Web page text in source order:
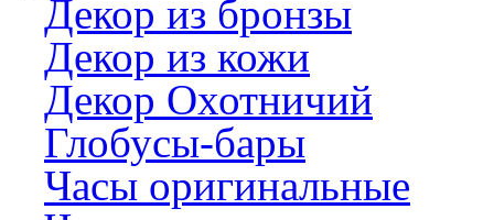
Декор из бронзы
Декор из кожи
Декор Охотничий
Глобусы-бары
Часы оригинальные